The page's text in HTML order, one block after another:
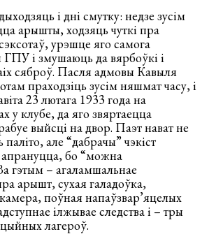
і дні смутку: недзе зусім
арышты, ходзяць чуткі пра
урэшце яго самога
ГПУ і змушаюць да вярбоўкі і
сяброў. Пасля адмовы Кавыля
праходзіць зусім няшмат часу, і
23 лютага 1933 года на
у клубе, да яго звяртаецца
выйсці на двор. Паэт нават не
але “дабрачы” чэкіст
апрануцца, бо “можна
гэтым – агаламшальнае
арышт, сухая галадоўка,
поўная напаўзвар’яцелых
ілжывае следства і – тры
лагероў.